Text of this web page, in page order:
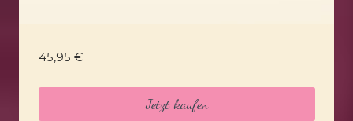
45,95 €
Jetzt kaufen